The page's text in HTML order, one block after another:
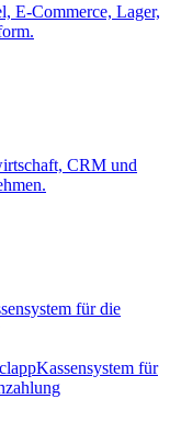
E-Commerce, Lager,
CRM und
für die
Kassensystem für